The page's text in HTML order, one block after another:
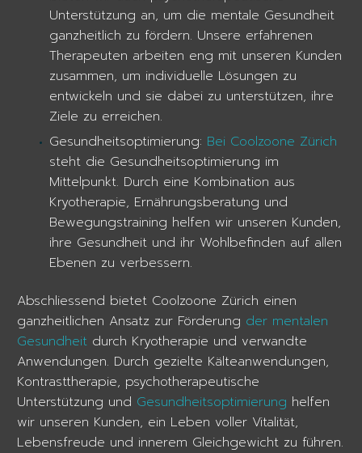
Unterstützung an, um die mentale Gesundheit
ganzheitlich zu fördern. Unsere erfahrenen
Therapeuten arbeiten eng mit unseren Kunden
zusammen, um individuelle Lösungen zu
entwickeln und sie dabei zu unterstützen, ihre
Ziele zu erreichen.
Gesundheitsoptimierung: Bei Coolzoone Zürich
steht die Gesundheitsoptimierung im
Mittelpunkt. Durch eine Kombination aus
Kryotherapie, Ernährungsberatung und
Bewegungstraining helfen wir unseren Kunden,
ihre Gesundheit und ihr Wohlbefinden auf allen
Ebenen zu verbessern.
Abschliessend bietet Coolzoone Zürich einen
ganzheitlichen Ansatz zur Förderung der mentalen
Gesundheit durch Kryotherapie und verwandte
Anwendungen. Durch gezielte Kälteanwendungen,
Kontrasttherapie, psychotherapeutische
Unterstützung und Gesundheitsoptimierung helfen
wir unseren Kunden, ein Leben voller Vitalität,
Lebensfreude und innerem Gleichgewicht zu führen.